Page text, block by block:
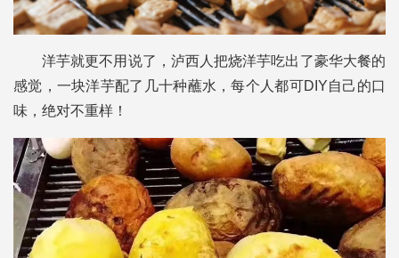
洋芋就更不用说了，泸西人把烧洋芋吃出了豪华大餐的
感觉，一块洋芋配了几十种蘸水，每个人都可DIY自己的口
味，绝对不重样！